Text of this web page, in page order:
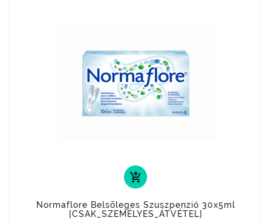
add_shopping_cart
Normaflore Belsõleges Szuszpenzió 30x5ml
[CSAK_SZEMÉLYES_ÁTVÉTEL]